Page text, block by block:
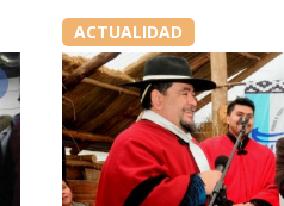
ACTUALIDAD